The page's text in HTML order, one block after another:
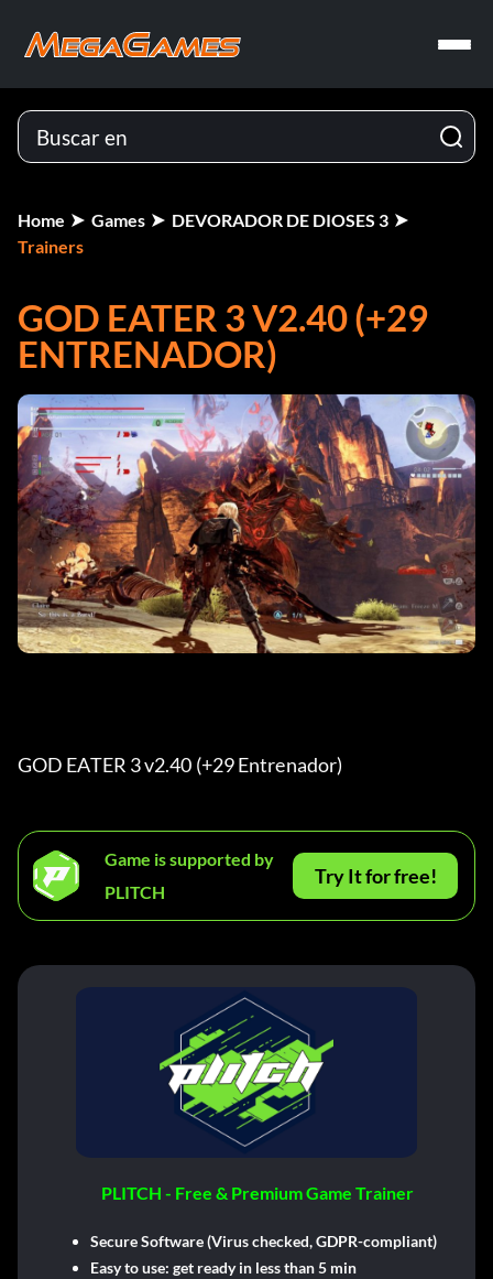
Home Games
DEVORADOR DE DIOSES 3
Trainers
GOD EATER 3 V2.40 (+29
ENTRENADOR)
GOD EATER 3 v2.40 (+29 Entrenador)
Game is supported by
PLITCH
Try It for free!
PLITCH - Free & Premium Game Trainer
Secure Software (Virus checked, GDPR-compliant)
Easy to use: get ready in less than 5 min